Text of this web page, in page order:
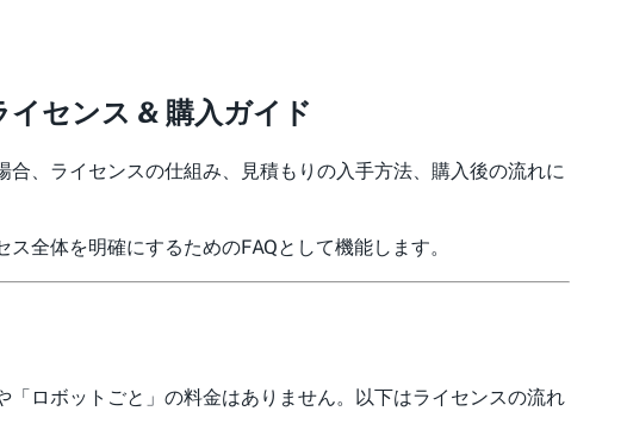
センス & 購入ガイド
、ライセンスの仕組み、見積もりの入手方法、購入後の流れに
全体を明確にするためのFAQとして機能します。
ロボットごと」の料金はありません。以下はライセンスの流れ